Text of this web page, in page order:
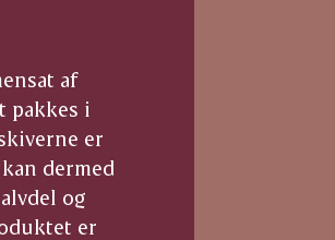
af
pakkes i
er
dermed
og
er